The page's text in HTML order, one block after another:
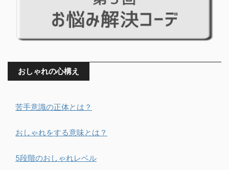
おしゃれの心構え
苦手意識の正体とは？
おしゃれをする意味とは？
5段階のおしゃれレベル